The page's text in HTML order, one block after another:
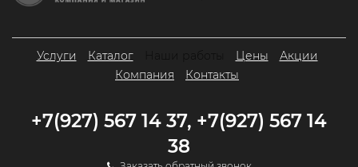
Услуги Каталог Цены
Акции
Компания
Контакты
+7(927) 567 14 37, +7(927) 567 14
38